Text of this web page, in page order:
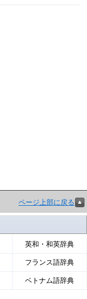
ページ上部に戻る
英和・和英辞典
フランス語辞典
ベトナム語辞典